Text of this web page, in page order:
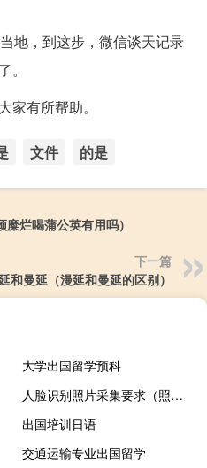
地，到这步，微信谈天记录
家有所帮助。
文件 的是
烂喝蒲公英有用吗）
下一篇
和曼延（漫延和曼延的区别）
大学出国留学预科
人脸识别照片采集要求（照片人脸识别软件）
出国培训日语
交通运输专业出国留学